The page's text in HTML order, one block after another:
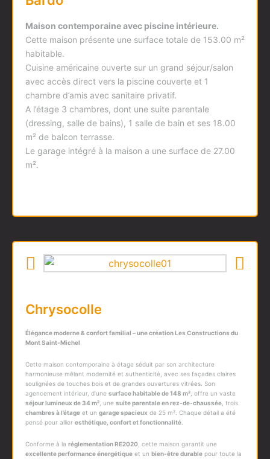
Maison contemporaine avec piscine intérieure.
Cette maison présente une surface totale de 153.00 m²
habitable.
Cuisine américaine ouverte sur un grand séjour/salon
avec accès direct vers la piscine couverte et 1
chambre d’amis avec sanitaire privatif.
A l’étage 3 chambres, dont une suite parentale
(dressing, salle de bains), 1 salle de bain et ses 18.00
m² de balcon terrasse.
Le garage intégré à la maison a une surface de 27.00
m².
Chrysocolle
Élégance moderne & confort familial – une créationLes Constructions du
Mont Saint-Michel
Cette maison contemporaine à étage séduit par son architecture
harmonieuse mêlant modernité et authenticité, avec ses façades claires
soulignées de touches bois et de grandes ouvertures vitrées. Son
agencement intérieur, d’une surface habitable de 148 m² , offre un vaste
séjour lumineux de 34 m² , une suite parentale en rez-de-chaussée , trois
chambres à l’étage et un garage spacieux de 25 m². Chaque détail a été
pensé pour allier esthétique, confort et fonctionnalité
Conforme à la réglementation RE2020 , cette maison garantit une
excellente performance énergétique et un bien-être durable pour toute la